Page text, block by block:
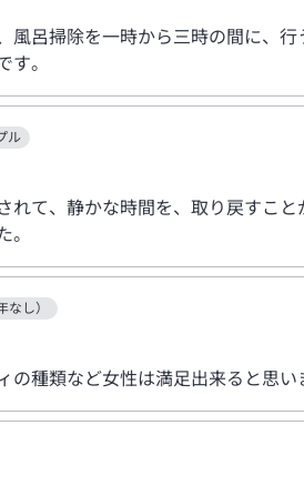
風呂掃除を一時から三時の間に、
す。
ル
れて、静かな時間を、取り戻すこ
。
なし）
の種類など女性は満足出来ると思い